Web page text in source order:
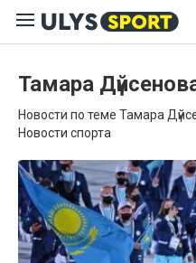
Тамара
Новости по теме Тамара
Новости спорта